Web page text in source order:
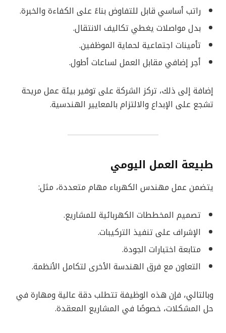
راتب أساسي قابل للتفاوض بناءً على الكفاءة والخبرة.
بدل مواصلات يغطي تكاليف الانتقال.
تأمينات اجتماعية لحماية الموظفين.
أجر إضافي مقابل العمل لساعات أطول.
إضافة إلى ذلك، تركز الشركة على توفير بيئة عمل مريحة
تشجع على الإبداع والالتزام بالمعايير الهندسية.
طبيعة العمل اليومي
يتضمن عمل مهندس الكهرباء مهام متعددة، مثل:
تصميم المخططات الكهربائية للمشاريع.
الإشراف على تنفيذ التركيبات.
متابعة اختبارات الجودة.
التعاون مع فرق الهندسة الأخرى لتكامل الأنظمة.
وبالتالي، فإن هذه الوظيفة تتطلب دقة عالية ومهارة في
حل المشكلات، خصوصًا في المشاريع المعقدة.